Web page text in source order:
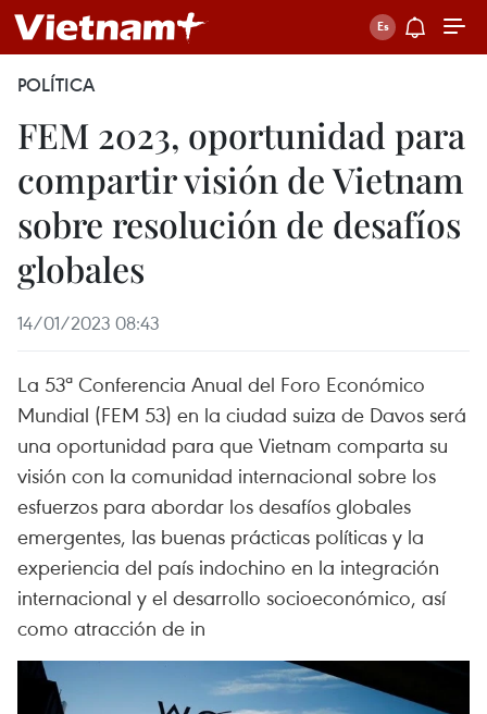
POLÍTICA
FEM 2023, oportunidad para
compartir visión de Vietnam
sobre resolución de desafíos
globales
14/01/2023 08:43
La 53ª Conferencia Anual del Foro Económico
Mundial (FEM 53) en la ciudad suiza de Davos será
una oportunidad para que Vietnam comparta su
visión con la comunidad internacional sobre los
esfuerzos para abordar los desafíos globales
emergentes, las buenas prácticas políticas y la
experiencia del país indochino en la integración
internacional y el desarrollo socioeconómico, así
como atracción de in